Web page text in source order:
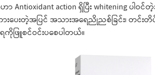
ဟာ Antioxidant action ရှိပြီး whitening
ပေးတဲ့အပြင် အသားအရေညိုညစ်ခြင်း၊ တင်းတိ
ဖြူစင်ဝင်းပစေပါတယ်။